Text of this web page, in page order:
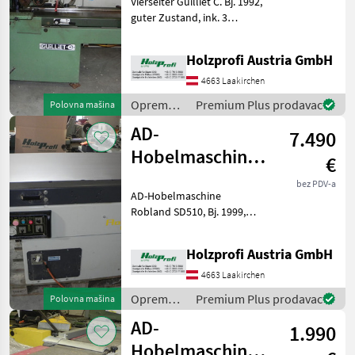
Polovna mašina
guter Zustand, ink. 3
WendemesserPreisänderungen
vorbehalten, Irrtümer,
Druck- und Sa
Holzprofi Austria GmbH
4663 Laakirchen
Oprema
za šumu i
obradu
drveta /
Sonstige
Premium Plus prodavac
Polovna mašina
AD-
Hobelmaschine
gebraucht
7.490
€
bez PDV-a
AD-Hobelmaschine
Robland SD510, Bj. 1999,
5, 5 kW, 2300 mm
Tischlänge, 510 mm
Tischbreite, 3 Messer, ca.
900 kgPreisänderu
Holzprofi Austria GmbH
4663 Laakirchen
Oprema
za šumu i
obradu
drveta /
Premium Plus prodavac
AD-
1.990